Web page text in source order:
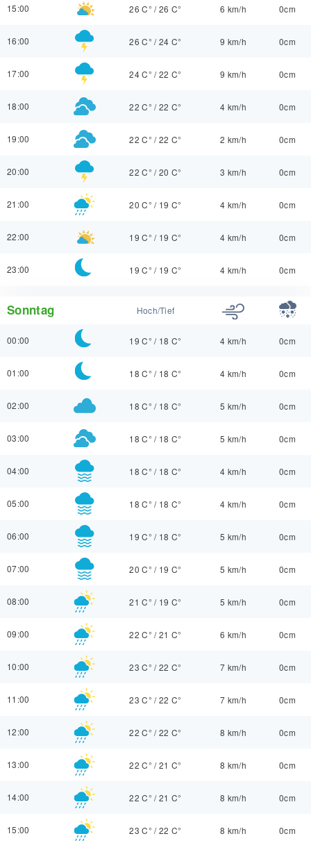
15:00 26 C° /26 C° 6 km/h 0cm
16:00 26 C° /24 C° 9 km/h 0cm
17:00 24 C° /22 C° 9 km/h 0cm
18:00 22 C° /22 C° 4 km/h 0cm
19:00 22 C° /22 C° 2 km/h 0cm
20:00 22 C° /20 C° 3 km/h 0cm
21:00 20 C° / 19 C° 4 km/h 0cm
22:00 19 C° / 19 C° 4 km/h 0cm
23:00 19 C° / 19 C° 4 km/h 0cm
Sonntag Hoch/Tief
00:00 19 C° / 18 C° 4 km/h 0cm
01:00 18 C° / 18 C° 4 km/h 0cm
02:00 18 C° / 18 C° 5 km/h 0cm
03:00 18 C° / 18 C° 5 km/h 0cm
04:00 18 C° / 18 C° 4 km/h 0cm
05:00 18 C° / 18 C° 4 km/h 0cm
06:00 19 C° / 18 C° 5 km/h 0cm
07:00 20 C° / 19 C° 5 km/h 0cm
08:00 21 C° / 19 C° 5 km/h 0cm
09:00 22 C° /21 C° 6 km/h 0cm
10:00 23 C° /22 C° 7 km/h 0cm
11:00 23 C° /22 C° 7 km/h 0cm
12:00 22 C° /22 C° 8 km/h 0cm
13:00 22 C° /21 C° 8 km/h 0cm
14:00 22 C° /21 C° 8 km/h 0cm
15:00 23 C° /22 C° 8 km/h 0cm